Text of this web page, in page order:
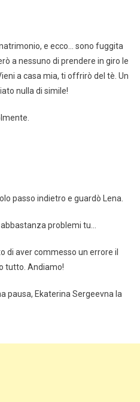
e ecco… sono fuggita
a nessuno di prendere in giro le
a casa mia, ti offrirò del tè. Un
nulla di simile!
passo indietro e guardò Lena.
problemi tu…
di aver commesso un errore il
tutto. Andiamo!
pausa, Ekaterina Sergeevna la